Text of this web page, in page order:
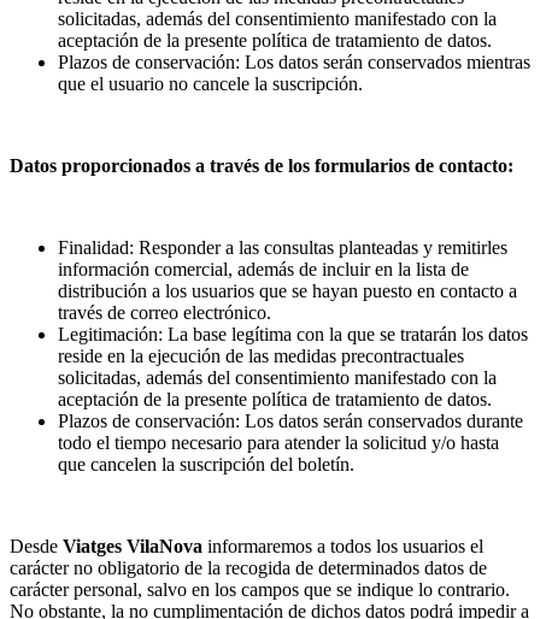
solicitadas, además del consentimiento manifestado con la
aceptación de la presente política de tratamiento de datos.
Plazos de conservación: Los datos serán conservados mientras
que el usuario no cancele la suscripción.
Datos proporcionados a través de los formularios de contacto:
Finalidad: Responder a las consultas planteadas y remitirles
información comercial, además de incluir en la lista de
distribución a los usuarios que se hayan puesto en contacto a
través de correo electrónico.
Legitimación: La base legítima con la que se tratarán los datos
reside en la ejecución de las medidas precontractuales
solicitadas, además del consentimiento manifestado con la
aceptación de la presente política de tratamiento de datos.
Plazos de conservación: Los datos serán conservados durante
todo el tiempo necesario para atender la solicitud y/o hasta
que cancelen la suscripción del boletín.
Desde Viatges VilaNova informaremos a todos los usuarios el
carácter no obligatorio de la recogida de determinados datos de
carácter personal, salvo en los campos que se indique lo contrario.
No obstante, la no cumplimentación de dichos datos podrá impedir a